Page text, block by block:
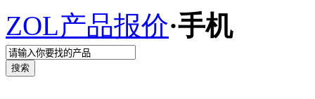
ZOL产品报价·手机